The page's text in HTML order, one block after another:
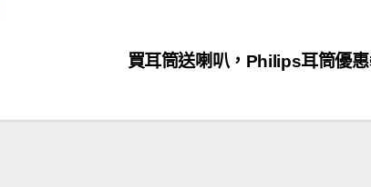
買耳筒送喇叭，Philips耳筒優